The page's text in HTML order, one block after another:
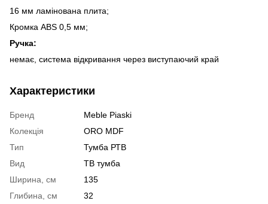
16 мм ламінована плита;
Кромка ABS 0,5 мм;
Ручка:
немає, система відкривання через виступаючий край
Характеристики
Бренд
Meble Piaski
Колекція
ORO MDF
Тип
Тумба РТВ
Вид
ТВ тумба
Ширина, см
135
Глибина, см
32